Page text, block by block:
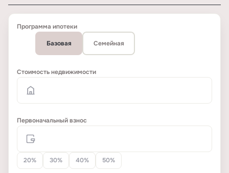
Программа ипотеки
Базовая Семейная
Стоимость недвижимости
Первоначальный взнос
20% 30% 40% 50%